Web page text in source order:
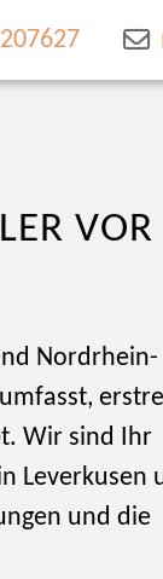
VOR
Nordrhein-
Wir sind Ihr
Leverkusen
und die